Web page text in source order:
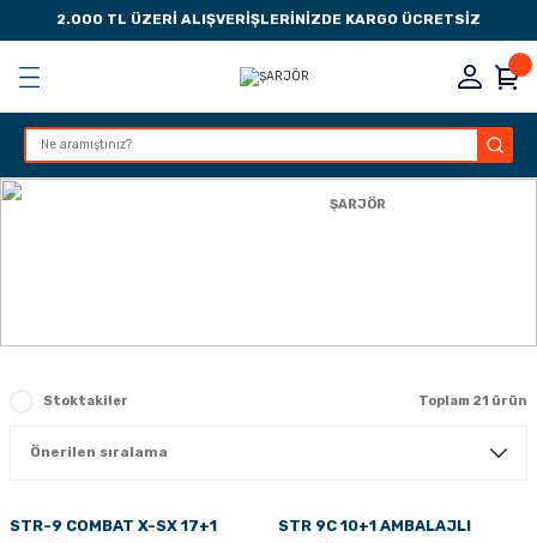
2.000 TL ÜZERİ ALIŞVERİŞLERİNİZDE KARGO ÜCRETSİZ
Geri Dön
Geri Dön
Geri Dön
Geri Dön
Anasayfa ŞARJÖR
Stoktakiler Toplam 21 ürün
STR-9 COMBAT X-SX 17+1
STR 9C 10+1 AMBALAJLI